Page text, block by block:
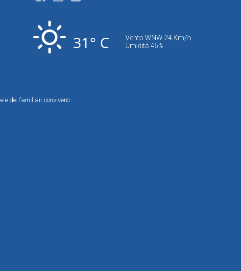
31° C
Vento WNW 24 Km/h
Umidità 46%
e dei familiari conviventi